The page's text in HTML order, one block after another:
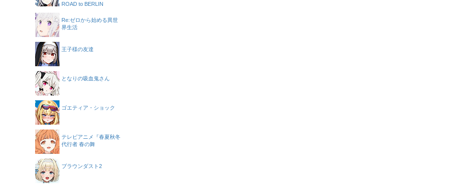
ROAD to BERLIN
Re:ゼロから始める異世
界生活
王子様の友達
となりの吸血鬼さん
ゴエティア・ショック
テレビアニメ『春夏秋冬
代行者 春の舞
ブラウンダスト2